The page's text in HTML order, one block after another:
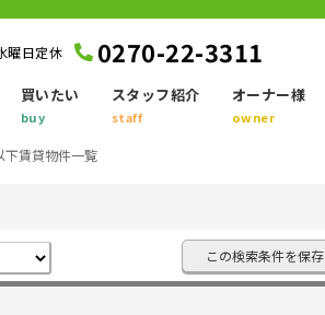
曜日定休 0270-22-3311
買いたい
buy
スタッフ紹介
staff
オーナー様
owner
下賃貸物件一覧
この検索条件を保存